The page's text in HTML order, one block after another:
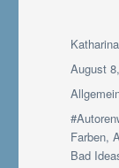
Autor
am
August
Farben,
Bad